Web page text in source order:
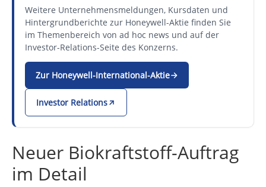
Weitere Unternehmensmeldungen, Kursdaten und
Hintergrundberichte zur Honeywell-Aktie finden Sie
im Themenbereich von ad hoc news und auf der
Investor-Relations-Seite des Konzerns.
Zur Honeywell-International-Aktie
Investor Relations
Neuer Biokraftstoff-Auftrag
im Detail